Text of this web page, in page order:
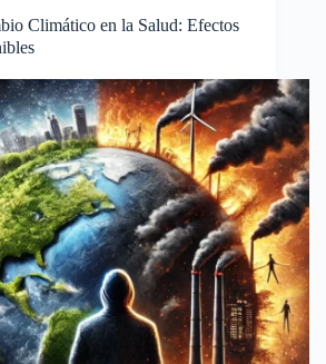
Climático en la Salud: Efectos